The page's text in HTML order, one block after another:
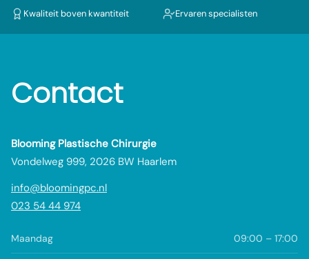
Kwaliteit boven kwantiteit Ervaren specialisten
Contact
Blooming Plastische Chirurgie
Vondelweg 999, 2026 BW Haarlem
info@bloomingpc.nl
023 54 44 974
Maandag 09:00 – 17:00